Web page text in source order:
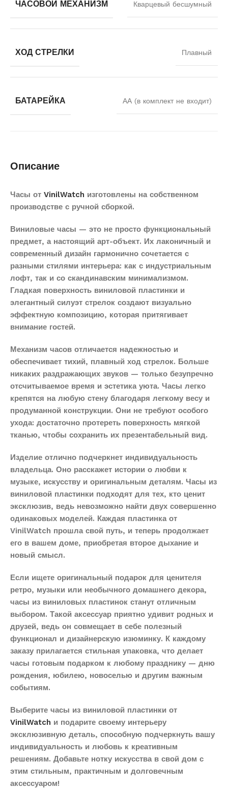
ЧАСОВОЙ МЕХАНИЗМ Кварцевый бесшумный
ХОД СТРЕЛКИ Плавный
БАТАРЕЙКА АА (в комплект не входит)
Описание
Часы от VinilWatch изготовлены на собственном
производстве с ручной сборкой.
Виниловые часы — это не просто функциональный
предмет, а настоящий арт-объект. Их лаконичный и
современный дизайн гармонично сочетается с
разными стилями интерьера: как с индустриальным
лофт, так и со скандинавским минимализмом.
Гладкая поверхность виниловой пластинки и
элегантный силуэт стрелок создают визуально
эффектную композицию, которая притягивает
внимание гостей.
Механизм часов отличается надежностью и
обеспечивает тихий, плавный ход стрелок. Больше
никаких раздражающих звуков — только безупречно
отсчитываемое время и эстетика уюта. Часы легко
крепятся на любую стену благодаря легкому весу и
продуманной конструкции. Они не требуют особого
ухода: достаточно протереть поверхность мягкой
тканью, чтобы сохранить их презентабельный вид.
Изделие отлично подчеркнет индивидуальность
владельца. Оно расскажет истории о любви к
музыке, искусству и оригинальным деталям. Часы из
виниловой пластинки подходят для тех, кто ценит
эксклюзив, ведь невозможно найти двух совершенно
одинаковых моделей. Каждая пластинка от
VinilWatch прошла свой путь, и теперь продолжает
его в вашем доме, приобретая второе дыхание и
новый смысл.
Если ищете оригинальный подарок для ценителя
ретро, музыки или необычного домашнего декора,
часы из виниловых пластинок станут отличным
выбором. Такой аксессуар приятно удивит родных и
друзей, ведь он совмещает в себе полезный
функционал и дизайнерскую изюминку. К каждому
заказу прилагается стильная упаковка, что делает
часы готовым подарком к любому празднику — дню
рождения, юбилею, новоселью и другим важным
событиям.
Выберите часы из виниловой пластинки от
VinilWatch и подарите своему интерьеру
эксклюзивную деталь, способную подчеркнуть вашу
индивидуальность и любовь к креативным
решениям. Добавьте нотку искусства в свой дом с
этим стильным, практичным и долговечным
аксессуаром!